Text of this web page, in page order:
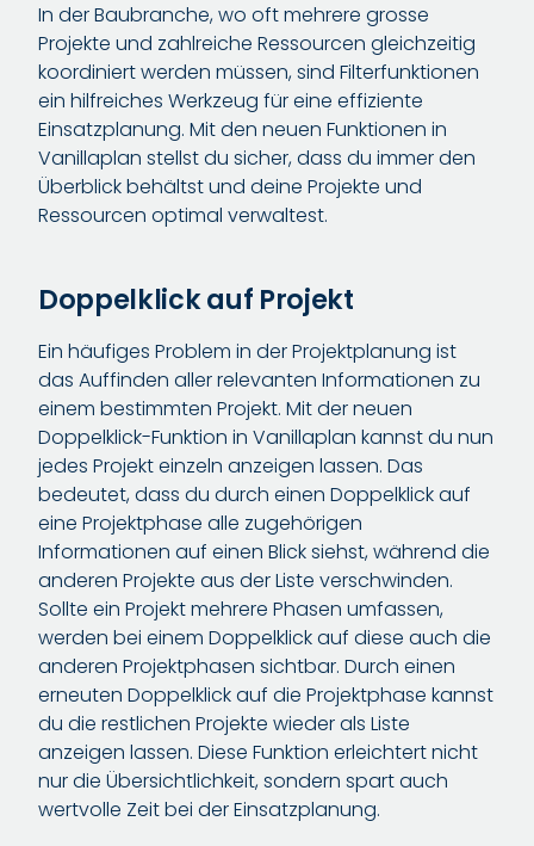
In der Baubranche, wo oft mehrere grosse
Projekte und zahlreiche Ressourcen gleichzeitig
koordiniert werden müssen, sind Filterfunktionen
ein hilfreiches Werkzeug für eine effiziente
Einsatzplanung. Mit den neuen Funktionen in
Vanillaplan stellst du sicher, dass du immer den
Überblick behältst und deine Projekte und
Ressourcen optimal verwaltest.
Doppelklick auf Projekt
Ein häufiges Problem in der Projektplanung ist
das Auffinden aller relevanten Informationen zu
einem bestimmten Projekt. Mit der neuen
Doppelklick-Funktion in Vanillaplan kannst du nun
jedes Projekt einzeln anzeigen lassen. Das
bedeutet, dass du durch einen Doppelklick auf
eine Projektphase alle zugehörigen
Informationen auf einen Blick siehst, während die
anderen Projekte aus der Liste verschwinden.
Sollte ein Projekt mehrere Phasen umfassen,
werden bei einem Doppelklick auf diese auch die
anderen Projektphasen sichtbar. Durch einen
erneuten Doppelklick auf die Projektphase kannst
du die restlichen Projekte wieder als Liste
anzeigen lassen. Diese Funktion erleichtert nicht
nur die Übersichtlichkeit, sondern spart auch
wertvolle Zeit bei der Einsatzplanung.